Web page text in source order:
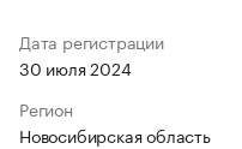
Дата регистрации
30 июля 2024
Регион
Новосибирская область